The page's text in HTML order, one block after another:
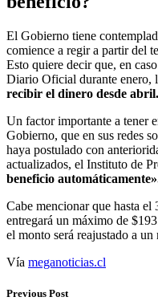
El Gobierno tiene
comience a regir a partir del
Esto quiere decir que, en
Diario Oficial durante enero,
recibir el dinero desde abril.
Un factor importante a tener
Gobierno, que en sus redes
haya postulado con
actualizados, el Instituto de
beneficio
Cabe mencionar que hasta
entregará un máximo de
el monto será reajustado a
Vía meganoticias.cl
Previous Post